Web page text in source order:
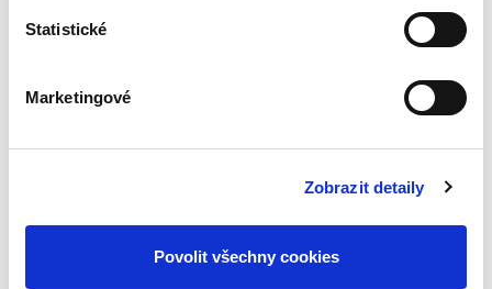
Statistické
Marketingové
Zobrazit detaily
Povolit všechny cookies
Detaily
ISBN:978-80-7400-528-2
Datum vydání:14. 04. 2014